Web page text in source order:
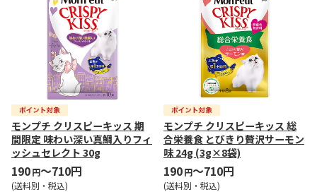
モンプチ クリスピーキッス 期
間限定 味わい深い真鯛入りフィ
ッシュセレクト 30g
190円～710円
(送料別・税込)
モンプチ クリスピーキッス 総
合栄養食 とびきり贅沢サーモン
味 24g (3g×8袋)
190円～710円
(送料別・税込)